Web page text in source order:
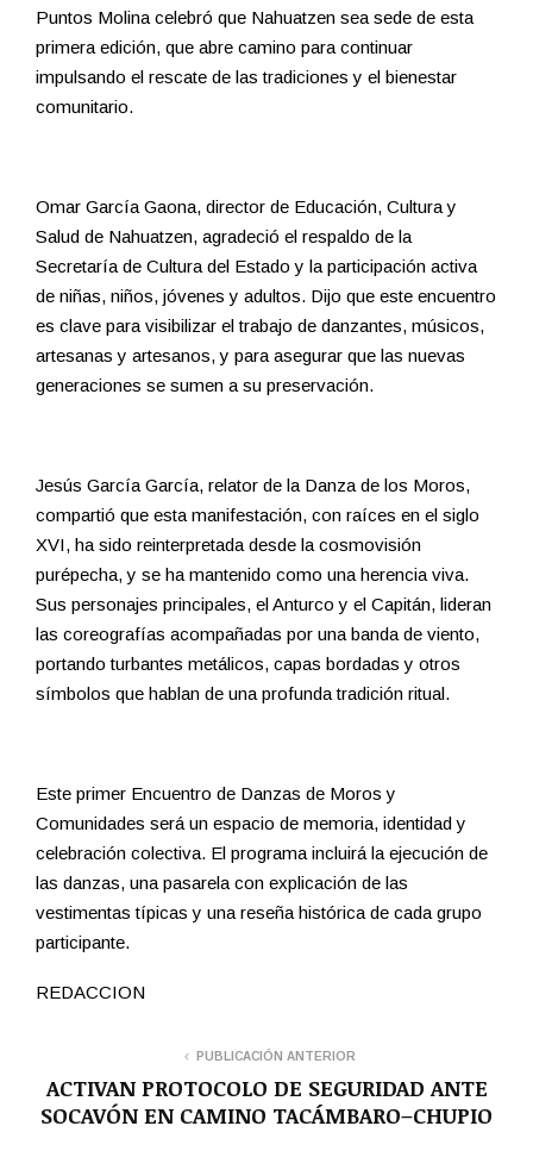
Puntos Molina celebró que Nahuatzen sea sede de esta
primera edición, que abre camino para continuar
impulsando el rescate de las tradiciones y el bienestar
comunitario.
Omar García Gaona, director de Educación, Cultura y
Salud de Nahuatzen, agradeció el respaldo de la
Secretaría de Cultura del Estado y la participación activa
de niñas, niños, jóvenes y adultos. Dijo que este encuentro
es clave para visibilizar el trabajo de danzantes, músicos,
artesanas y artesanos, y para asegurar que las nuevas
generaciones se sumen a su preservación.
Jesús García García, relator de la Danza de los Moros,
compartió que esta manifestación, con raíces en el siglo
XVI, ha sido reinterpretada desde la cosmovisión
purépecha, y se ha mantenido como una herencia viva.
Sus personajes principales, el Anturco y el Capitán, lideran
las coreografías acompañadas por una banda de viento,
portando turbantes metálicos, capas bordadas y otros
símbolos que hablan de una profunda tradición ritual.
Este primer Encuentro de Danzas de Moros y
Comunidades será un espacio de memoria, identidad y
celebración colectiva. El programa incluirá la ejecución de
las danzas, una pasarela con explicación de las
vestimentas típicas y una reseña histórica de cada grupo
participante.
REDACCION
PUBLICACIÓN ANTERIOR
ACTIVAN PROTOCOLO DE SEGURIDAD ANTE
SOCAVÓN EN CAMINO TACÁMBARO–CHUPIO